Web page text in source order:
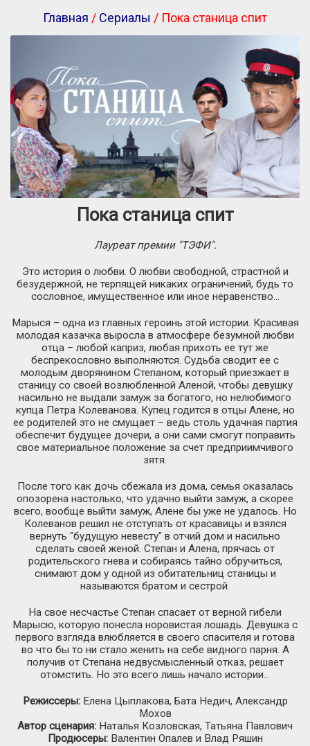
Главная / Сериалы / Пока станица спит
Пока станица спит
Лауреат премии "ТЭФИ".
Это история о любви. О любви свободной, страстной и
безудержной, не терпящей никаких ограничений, будь то
сословное, имущественное или иное неравенство…
Марыся – одна из главных героинь этой истории. Красивая
молодая казачка выросла в атмосфере безумной любви
отца – любой каприз, любая прихоть ее тут же
беспрекословно выполняются. Судьба сводит ее с
молодым дворянином Степаном, который приезжает в
станицу со своей возлюбленной Аленой, чтобы девушку
насильно не выдали замуж за богатого, но нелюбимого
купца Петра Колеванова. Купец годится в отцы Алене, но
ее родителей это не смущает – ведь столь удачная партия
обеспечит будущее дочери, а они сами смогут поправить
свое материальное положение за счет предприимчивого
зятя.
После того как дочь сбежала из дома, семья оказалась
опозорена настолько, что удачно выйти замуж, а скорее
всего, вообще выйти замуж, Алене бы уже не удалось. Но
Колеванов решил не отступать от красавицы и взялся
вернуть "будущую невесту" в отчий дом и насильно
сделать своей женой. Степан и Алена, прячась от
родительского гнева и собираясь тайно обручиться,
снимают дом у одной из обитательниц станицы и
называются братом и сестрой.
На свое несчастье Степан спасает от верной гибели
Марысю, которую понесла норовистая лошадь. Девушка с
первого взгляда влюбляется в своего спасителя и готова
во что бы то ни стало женить на себе видного парня. А
получив от Степана недвусмысленный отказ, решает
отомстить. Но это всего лишь начало истории...
Режиссеры: Елена Цыплакова, Бата Недич, Александр
Мохов
Автор сценария: Наталья Козловская, Татьяна Павлович
Продюсеры: Валентин Опалев и Влад Ряшин